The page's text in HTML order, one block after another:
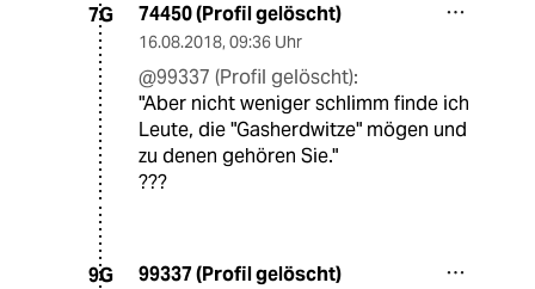
7G 74450 (Profil gelöscht)
16.08.2018, 09:36 Uhr
@99337 (Profil gelöscht):
"Aber nicht weniger schlimm finde ich
Leute, die "Gasherdwitze" mögen und
zu denen gehören Sie."
???
9G 99337 (Profil gelöscht)